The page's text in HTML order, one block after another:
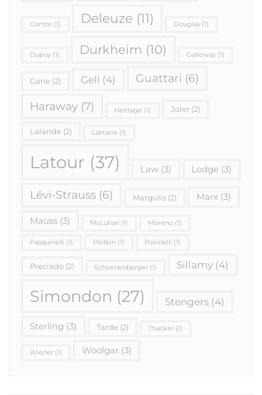
Comte (1) Deleuze (11) Douglas (1)
Dupuy (1) Durkheim (10) Galloway (1)
Gane (2) Gell (4) Guattari (6)
Haraway (7) Heritage (1) Joler (2)
Lalande (2) LaMarre (1)
Latour (37) Law (3) Lodge (3)
Lévi-Strauss (6) Margulis (2) Marx (3)
Mauss (3) McLuhan (1) Moreno (1)
Pasquinelli (1) Plotkin (1) Povinelli (1)
Preciado (2) Schoenenberger (1) Sillamy (4)
Simondon (27) Stengers (4)
Sterling (3) Tarde (2) Thacker (1)
Wiener (1) Woolgar (3)